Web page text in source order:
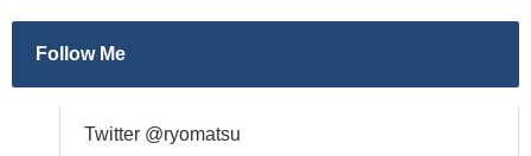
Follow Me
Twitter @ryomatsu